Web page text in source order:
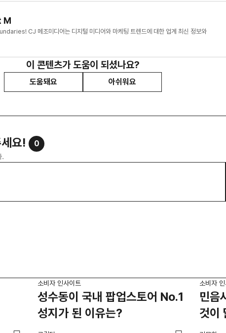
M
CJ 메조미디어는 디지털 미디어와 마케팅 트렌드에 대한 업계 최신 정보와
이 콘텐츠가 도움이 되셨나요?
도움돼요 아쉬워요
요! 0
.
소비자 인사이트
성수동이 국내 팝업스토어 No.1
성지가 된 이유는?
소비자
민음
것이